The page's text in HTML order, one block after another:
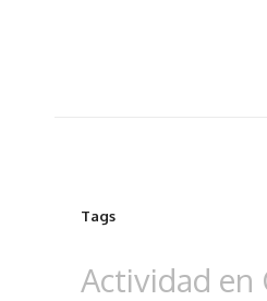
Tags
Actividad en